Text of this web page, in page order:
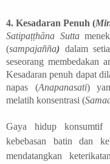
4. Kesadaran Penuh (
Satipaṭṭhāna Sutta
(sampajañña) dalam
seseorang membedakan
Kesadaran penuh dapat
napas (Anapanasati)
melatih konsentrasi (
Gaya hidup konsumtif
kebebasan batin dan
mendatangkan